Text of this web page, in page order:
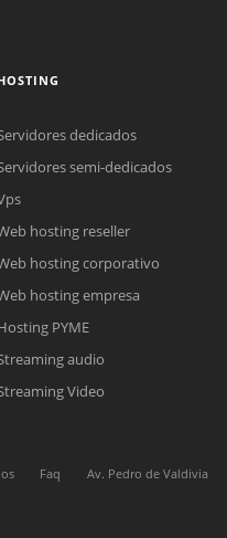
electrónico con el enlace a
online.
línea. Complete el formulario
dedicados
semi-dedicados
hosting reseller
hosting corporativo
hosting empresa
PYME
audio
Video
Faq
Av. Pedro de Valdivia